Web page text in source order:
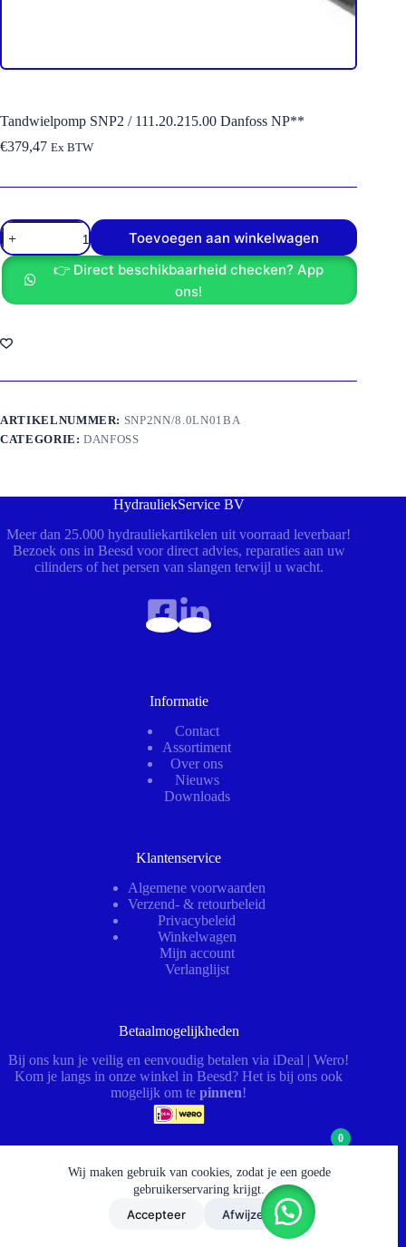
Wij maken gebruik van cookies, zodat je een goede
gebruikerservaring krijgt.
Accepteer Afwijzen
Tandwielpomp SNP2 / 111.20.215.00 Danfoss NP**
€379,47 Ex BTW
Tandwielpomp
SNP2
/
111.20.215.00
Danfoss
NP**
Toevoegen aan winkelwagen
👉 Direct beschikbaarheid checken? App
ons!
ARTIKELNUMMER: SNP2NN/8.0LN01BA
CATEGORIE:DANFOSS
HydrauliekService BV
Meer dan 25.000 hydrauliekartikelen uit voorraad leverbaar!
Bezoek ons in Beesd voor direct advies, reparaties aan uw
cilinders of het persen van slangen terwijl u wacht.
Informatie
Contact
Assortiment
Over ons
Nieuws
Downloads
Klantenservice
Algemene voorwaarden
Verzend- & retourbeleid
Privacybeleid
Winkelwagen
Mijn account
Verlanglijst
Betaalmogelijkheden
Bij ons kun je veilig en eenvoudig betalen via iDeal | Wero!
Kom je langs in onze winkel in Beesd? Het is bij ons ook
mogelijk om tepinnen!
Openingstijden
08:00–12:30 & 13:00–17:00 (afhaal tot 17:30)
09:00–12:00 (werkplaats gesloten)
© 2026 - HydrauliekService BV
0